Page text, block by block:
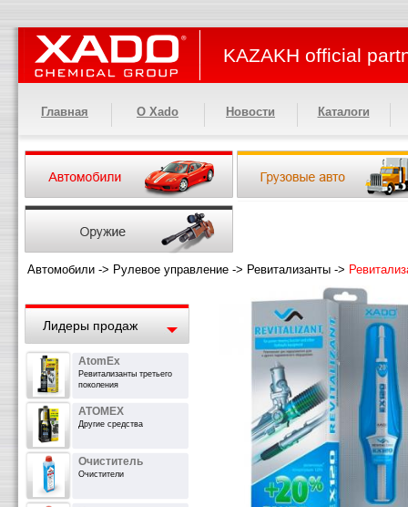
KAZAKH official
Главная О Xado Новости Каталоги
Автомобили -> Рулевое управление -> Ревитализанты ->
Лидеры продаж
AtomEx
Ревитализанты третьего
поколения
ATOMEX
Другие средства
Очиститель
Очистители